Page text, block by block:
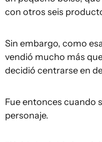
con otros seis
Sin embargo, como
vendió mucho más
decidió centrarse en
Fue entonces cuando
personaje.